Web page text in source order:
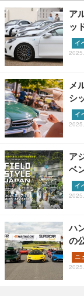
ア
ッ
イ
メ
シ
イ
ア
ベ
イ
ハ
の
ニ